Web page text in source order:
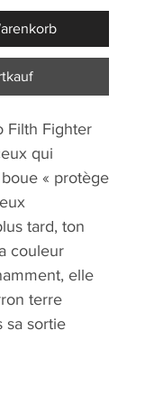
Filth Fighter
qui
« protège
tard, ton
couleur
elle
terre
sa sortie